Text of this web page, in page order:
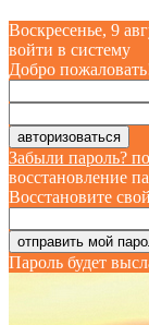
Воскресенье, 9
войти в систему
Добро
Забыли пароль?
восстановление
Восстановите
Пароль будет